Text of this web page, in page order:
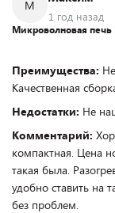
М
1 год назад
Микроволновая печь
Преимущества:
Качественная
Недостатки: Не
Комментарий:
компактная. Цена
такая была.
удобно ставить на
без проблем.